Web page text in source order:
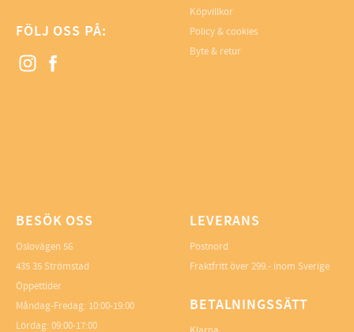
FÖLJ OSS PÅ:
Köpvillkor
Policy & cookies
Byte & retur
BESÖK OSS
Oslovägen 56
435 35 Strömstad
Öppettider
Måndag-Fredag: 10:00-19:00
Lördag: 09:00-17:00
LEVERANS
Postnord
Fraktfritt över 299.- inom Sverige
BETALNINGSSÄTT